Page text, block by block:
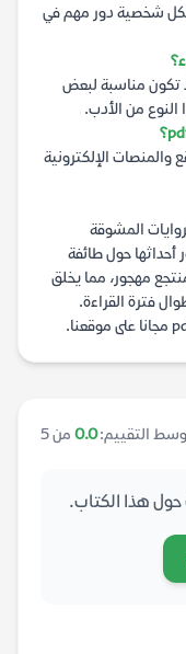
شخصية دور مهم في
تكون مناسبة لبعض
النوع من الأدب.
والمنصات الإلكترونية
المشوقة
أحداثها حول طائفة
مهجور، مما يخلق
فترة القراءة.
التقييم:0.0 من 5
هذا الكتاب.